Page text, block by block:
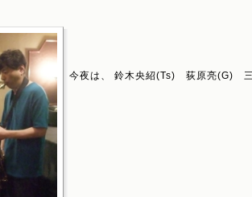
今夜は、 鈴木央紹(Ts) 荻原亮(G) 三